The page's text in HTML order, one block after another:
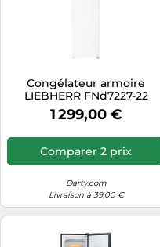
Congélateur armoire
LIEBHERR FNd7227-22
1 299,00 €
Comparer 2 prix
Darty.com
Livraison à 39,00 €